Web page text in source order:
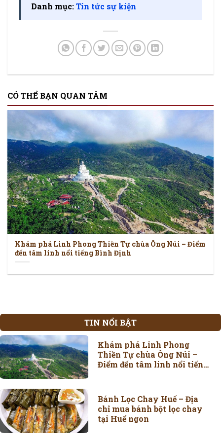
Danh mục:Tin tức sự kiện
CÓ THỂ BẠN QUAN TÂM
Khám phá Linh Phong Thiền Tự chùa Ông Núi – Điểm
đến tâm linh nổi tiếng Bình Định
TIN NỔI BẬT
Khám phá Linh Phong
Thiền Tự chùa Ông Núi –
Điểm đến tâm linh nổi tiếng
Bánh Lọc Chay Huế – Địa
chỉ mua bánh bột lọc chay
tại Huế ngon